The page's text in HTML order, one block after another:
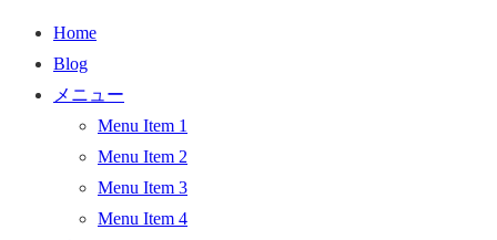
Home
Blog
メニュー
Menu Item 1
Menu Item 2
Menu Item 3
Menu Item 4